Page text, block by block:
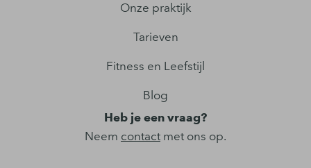
Onze praktijk
Tarieven
Fitness en Leefstijl
Blog
Heb je een vraag?
Neem contact met ons op.